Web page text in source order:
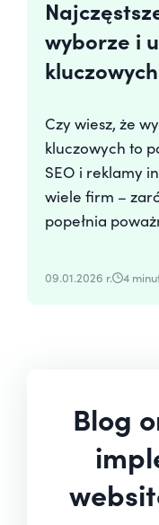
wyborze i
kluczowych
Czy wiesz, że
kluczowych to
SEO i reklamy
wiele firm –
popełnia
09.01.2026 r. 4
Blog